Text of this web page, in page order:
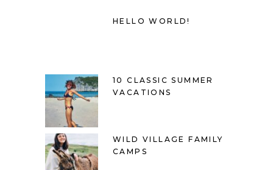
HELLO WORLD!
10 CLASSIC SUMMER
VACATIONS
WILD VILLAGE FAMILY
CAMPS